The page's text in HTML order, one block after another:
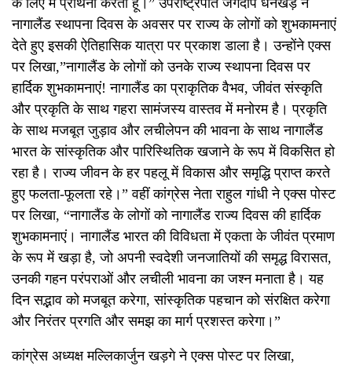
नागालैंड स्थापना दिवस के अवसर पर राज्य के लोगों को शुभकामनाएं
देते हुए इसकी ऐतिहासिक यात्रा पर प्रकाश डाला है। उन्होंने एक्स
पर लिखा,”नागालैंड के लोगों को उनके राज्य स्थापना दिवस पर
हार्दिक शुभकामनाएं! नागालैंड का प्राकृतिक वैभव, जीवंत संस्कृति
और प्रकृति के साथ गहरा सामंजस्य वास्तव में मनोरम है। प्रकृति
के साथ मजबूत जुड़ाव और लचीलेपन की भावना के साथ नागालैंड
भारत के सांस्कृतिक और पारिस्थितिक खजाने के रूप में विकसित हो
रहा है। राज्य जीवन के हर पहलू में विकास और समृद्धि प्राप्त करते
हुए फलता-फूलता रहे।” वहीं कांग्रेस नेता राहुल गांधी ने एक्स पोस्ट
पर लिखा, “नागालैंड के लोगों को नागालैंड राज्य दिवस की हार्दिक
शुभकामनाएं। नागालैंड भारत की विविधता में एकता के जीवंत प्रमाण
के रूप में खड़ा है, जो अपनी स्वदेशी जनजातियों की समृद्ध विरासत,
उनकी गहन परंपराओं और लचीली भावना का जश्न मनाता है। यह
दिन सद्भाव को मजबूत करेगा, सांस्कृतिक पहचान को संरक्षित करेगा
और निरंतर प्रगति और समझ का मार्ग प्रशस्त करेगा।”
कांग्रेस अध्यक्ष मल्लिकार्जुन खड़गे ने एक्स पोस्ट पर लिखा,